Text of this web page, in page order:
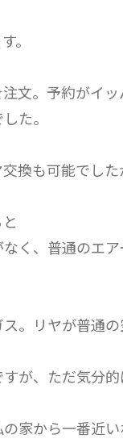
。
文。予約がイ
た。
換も可能でした
く、普通のエア
。リヤが普通の
が、ただ気分
家から一番近